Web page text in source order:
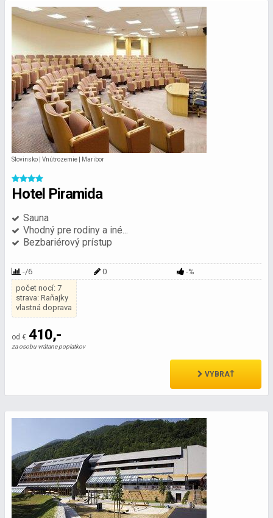
Slovinsko | Vnútrozemie | Maribor
Hotel Piramida
Sauna
Vhodný pre rodiny a iné...
Bezbariérový prístup
-/6 0
-%
počet nocí: 7
strava: Raňajky
vlastná doprava
od € 410,-
za osobu vrátane poplatkov
VYBRAŤ